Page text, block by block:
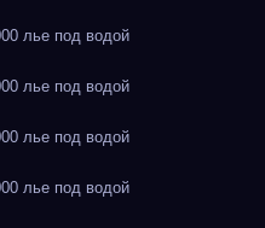
лье под водой
лье под водой
лье под водой
лье под водой